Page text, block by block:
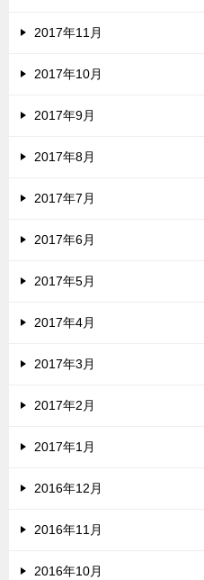
2017年11月
2017年10月
2017年9月
2017年8月
2017年7月
2017年6月
2017年5月
2017年4月
2017年3月
2017年2月
2017年1月
2016年12月
2016年11月
2016年10月